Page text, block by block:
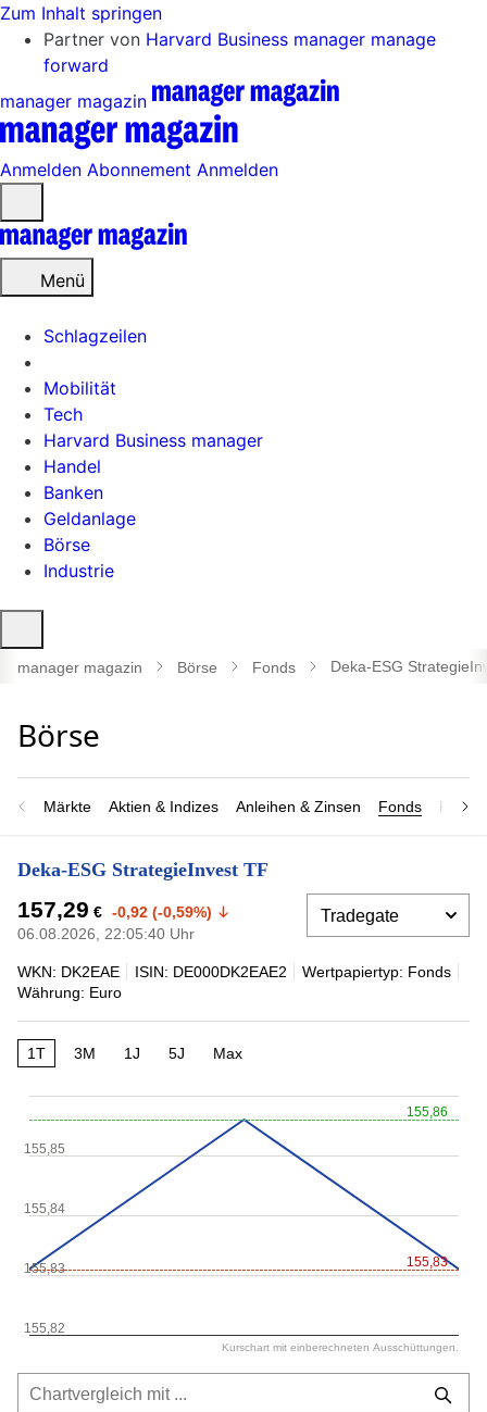
Zum Inhalt springen
Partner von Harvard Business manager manage
forward
manager magazin
Anmelden Abonnement Anmelden
öffnen
Menü
Schlagzeilen
Mobilität
Tech
Harvard Business manager
Handel
Banken
Geldanlage
Börse
Industrie
öffnen
manager magazin Börse Fonds Deka-ESG
Märkte Aktien & Indizes Anleihen & Zinsen Fonds
Deka-ESG StrategieInvest TF
157,29 € -0,92 (-0,59%)
06.08.2026, 22:05:40 Uhr
WKN: DK2EAE ISIN: DE000DK2EAE2
Wertpapiertyp: Fonds
Währung: Euro
1T 3M 1J 5J Max
155,86
155,83
155,82
155,83
155,84
155,85
Kurschart mit einberechneten Ausschüttungen.